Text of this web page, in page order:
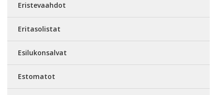
Eristevaahdot
Eritasolistat
Esilukonsalvat
Estomatot